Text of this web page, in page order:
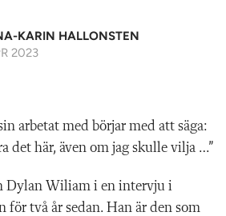
KARIN HALLONSTEN
2023
arbetat med börjar med att säga:
det här, även om jag skulle vilja …”
Dylan Wiliam i en intervju i
för två år sedan. Han är den som